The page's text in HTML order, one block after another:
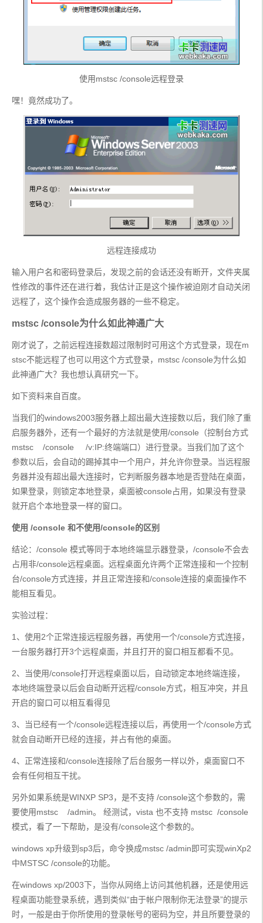
使用mstsc /console远程登录
嘿！竟然成功了。
远程连接成功
输入用户名和密码登录后，发现之前的会话还没有断开，文件夹属
性修改的事件还在进行着，我估计正是这个操作被迫刚才自动关闭
远程了，这个操作会造成服务器的一些不稳定。
mstsc /console为什么如此神通广大
刚才说了，之前远程连接数超过限制时可用这个方式登录，现在m
stsc不能远程了也可以用这个方式登录，mstsc /console为什么如
此神通广大？我也想认真研究一下。
如下资料来自百度。
当我们的windows2003服务器上超出最大连接数以后，我们除了重
启服务器外，还有一个最好的方法就是使用/console（控制台方式
mstsc    /console     /v:IP:终端端口）进行登录。当我们加了这个
参数以后，会自动的踢掉其中一个用户，并允许你登录。当远程服
务器并没有超出最大连接时，它判断服务器本地是否登陆在桌面，
如果登录，则锁定本地登录，桌面被console占用，如果没有登录
就开启个本地登录一样的窗口。
使用 /console 和不使用/console的区别
结论：/console 模式等同于本地终端显示器登录，/console不会去
占用非/console远程桌面。远程桌面允许两个正常连接和一个控制
台/console方式连接，并且正常连接和/console连接的桌面操作不
能相互看见。
实验过程：
1、使用2个正常连接远程服务器，再使用一个/console方式连接，
一台服务器打开3个远程桌面，并且打开的窗口相互都看不见。
2、当使用/console打开远程桌面以后，自动锁定本地终端连接，
本地终端登录以后会自动断开远程/console方式，相互冲突，并且
开启的窗口可以相互看得见
3、当已经有一个/console远程连接以后，再使用一个/console方式
就会自动断开已经的连接，并占有他的桌面。
4、正常连接和/console连接除了后台服务一样以外，桌面窗口不
会有任何相互干扰。
另外如果系统是WINXP SP3，是不支持 /console这个参数的，需
要使用mstsc    /admin。 经测试，vista 也不支持 mstsc  /console
模式，看了一下帮助，是没有/console这个参数的。
windows xp升级到sp3后，命令换成mstsc /admin即可实现winXp2
中MSTSC /console的功能。
在windows xp/2003下，当你从网络上访问其他机器，还是使用远
程桌面功能登录系统，遇到类似“由于帐户限制你无法登录”的提示
时，一般是由于你所使用的登录帐号的密码为空，并且所要登录的